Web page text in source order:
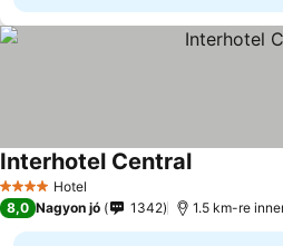
4 KategóriaHotel
Interhotel Central
8,0 Nagyon jó 1342